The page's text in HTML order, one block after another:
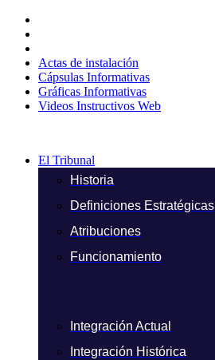
contenido
Actas de instalación
Cápsulas Informativas
Gráficas Informativas
Videos Instructivos Web
El Tribunal
Historia
Definiciones Estratégicas
Atribuciones
Funcionamiento
Integración Actual
Integración Histórica